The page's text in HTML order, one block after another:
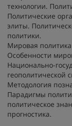
технологии.
Политические
элиты.
политики.
Мировая
Особенности
Национально-
геополитической
Методология
Парадигмы
политическое
прогностика.